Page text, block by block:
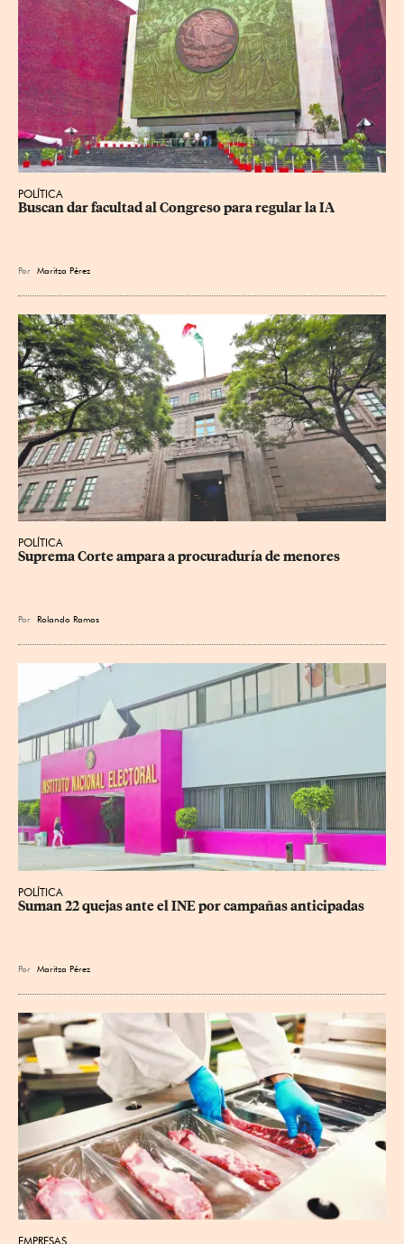
POLÍTICA
Buscan dar facultad al Congreso para regular la IA
Por Maritza Pérez
POLÍTICA
Suprema Corte ampara a procuraduría de menores
Por Rolando Ramos
POLÍTICA
Suman 22 quejas ante el INE por campañas anticipadas
Por Maritza Pérez
EMPRESAS